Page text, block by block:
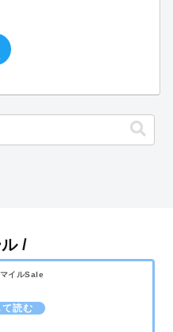
/
イルSale